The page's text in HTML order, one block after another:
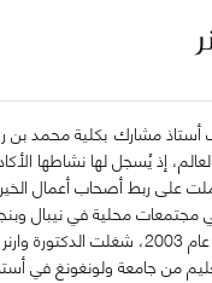
إذ يُسجل لها نشاطها
على ربط أصحاب أعمال
محلية في نيبال
المهمشين والأطفال. ومنذ
من جامعة ولونغونغ في